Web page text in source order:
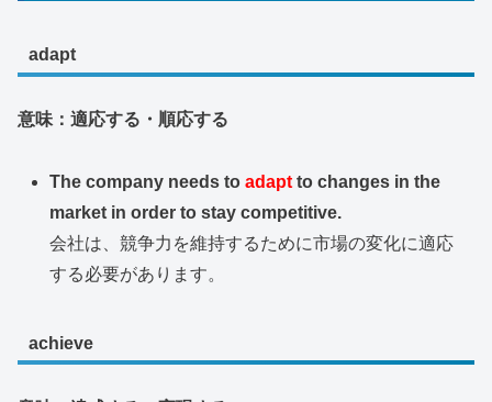
adapt
意味：適応する・順応する
The company needs toadapt to changes in the
market in order to stay competitive.
会社は、競争力を維持するために市場の変化に適応
する必要があります。
achieve